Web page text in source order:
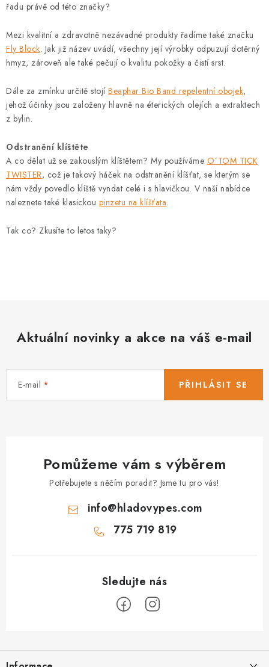
řadu právě od této značky?
Mezi kvalitní a zdravotně nezávadné produkty řadíme také značku
Fly Block. Jak již název uvádí, všechny její výrobky odpuzují dotěrný
hmyz, zároveň ale také pečují o kvalitu pokožky a čistí srst.
Dále za zmínku určitě stojí Beaphar Bio Band repelentní obojek,
jehož účinky jsou založeny hlavně na éterických olejích a extraktech
z bylin.
Odstranění klíštěte
A co dělat už se zakouslým klíštětem? My používáme O´TOM TICK
TWISTER, což je takový háček na odstranění klíšťat, se kterým se
nám vždy povedlo klíště vyndat celé i s hlavičkou. V naší nabídce
naleznete také klasickou pinzetu na klíšťata.
Tak co? Zkusíte to letos taky?
Aktuální novinky a akce na váš e-mail
E-mail PŘIHLÁSIT SE
Pomůžeme vám s výběrem
Potřebujete s něčím poradit? Jsme tu pro vás!
info@hladovypes.com
775 719 819